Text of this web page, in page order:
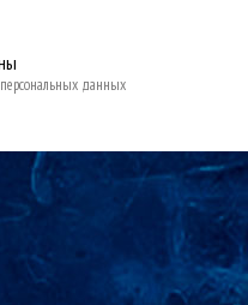
данных